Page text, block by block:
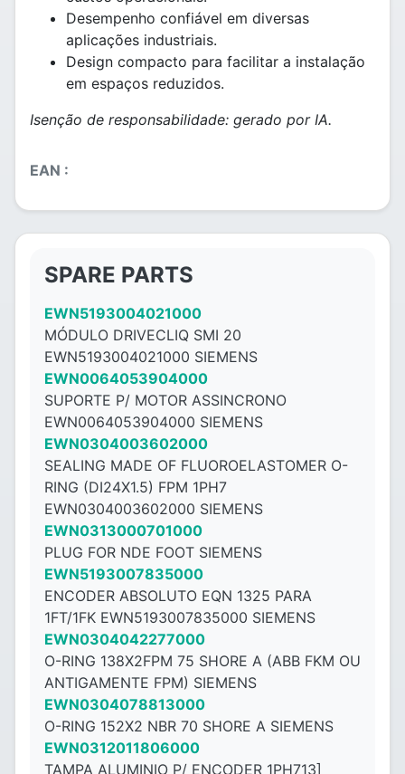
Desempenho confiável em diversas
aplicações industriais.
Design compacto para facilitar a instalação
em espaços reduzidos.
Isenção de responsabilidade: gerado por IA.
EAN :
SPARE PARTS
EWN5193004021000
MÓDULO DRIVECLIQ SMI 20
EWN5193004021000 SIEMENS
EWN0064053904000
SUPORTE P/ MOTOR ASSINCRONO
EWN0064053904000 SIEMENS
EWN0304003602000
SEALING MADE OF FLUOROELASTOMER O-
RING (DI24X1.5) FPM 1PH7
EWN0304003602000 SIEMENS
EWN0313000701000
PLUG FOR NDE FOOT SIEMENS
EWN5193007835000
ENCODER ABSOLUTO EQN 1325 PARA
1FT/1FK EWN5193007835000 SIEMENS
EWN0304042277000
O-RING 138X2FPM 75 SHORE A (ABB FKM OU
ANTIGAMENTE FPM) SIEMENS
EWN0304078813000
O-RING 152X2 NBR 70 SHORE A SIEMENS
EWN0312011806000
TAMPA ALUMINIO P/ ENCODER 1PH713]